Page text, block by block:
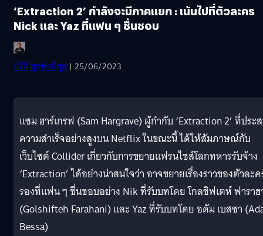
‘Extraction 2’ กำลังจะมีภาคแยก : เน้นไปที่ตัวละคร
Nick และ Yaz ที่แฟน ๆ ชื่นชอบ
ปรีดี ฤกษ์วลีกุล | 25/06/2023
แซม ฮาร์เกรฟ (Sam Hargrave) ผู้กำกับ ‘Extraction 2’ ที่ประ
ความสำเร็จอย่างสูงบน Netflix ในขณะนี้ ได้ให้สัมภาษณ์กับ
เว็บไซต์ Collider เกี่ยวกับการขยายแฟรนไชส์โลกทหารรับจ้าง
‘Extraction’ ได้อย่างน่าสนใจว่า อาจขยายเรื่องราวของตัวละ
รองที่แฟน ๆ ชื่นชอบอย่าง Nik ที่รับบทโดย โกลชิฟเตห์ ฟารา
(Golshifteh Farahani) และ Yaz ที่รับบทโดย อดัม เบสซา
Bessa)